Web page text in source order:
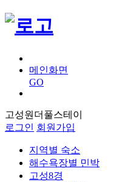
메인화면
GO
고성원더풀스테이
로그인 회원가입
지역별 숙소
해수욕장별 민박
고성8경